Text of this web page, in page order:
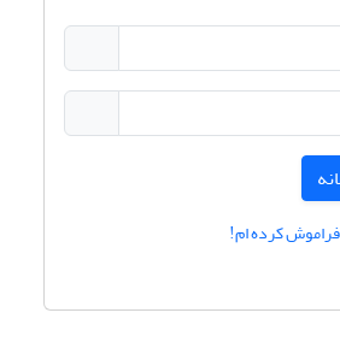
فراموش کرده ام!